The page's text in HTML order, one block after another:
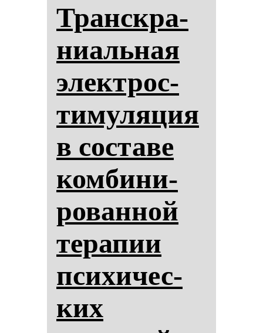
Транскра­
ни­аль­ная
элек­трос­
ти­му­ля­ция
в сос­та­ве
ком­би­ни­
ро­ван­ной
те­ра­пии
пси­хи­чес­
ких